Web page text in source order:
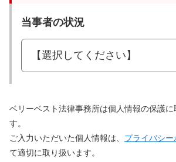
当事者の状況
ベリーベスト法律事務所は個人情報の保護に
す。
ご入力いただいた個人情報は、 プライバシー
て適切に取り扱います。